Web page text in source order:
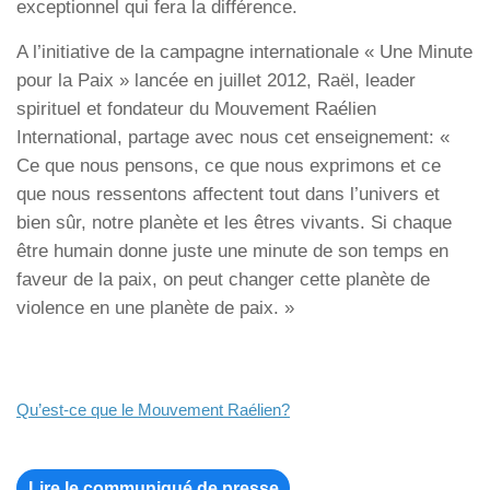
exceptionnel qui fera la différence.
A l’initiative de la campagne internationale « Une Minute
pour la Paix » lancée en juillet 2012, Raël, leader
spirituel et fondateur du Mouvement Raélien
International, partage avec nous cet enseignement: «
Ce que nous pensons, ce que nous exprimons et ce
que nous ressentons affectent tout dans l’univers et
bien sûr, notre planète et les êtres vivants. Si chaque
être humain donne juste une minute de son temps en
faveur de la paix, on peut changer cette planète de
violence en une planète de paix. »
Qu’est-ce que le Mouvement Raélien?